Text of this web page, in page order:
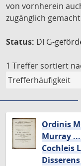
von vornherein
zugänglich
Status: DFG-
1 Treffer sortiert
Ordinis
Murray
Cochleis